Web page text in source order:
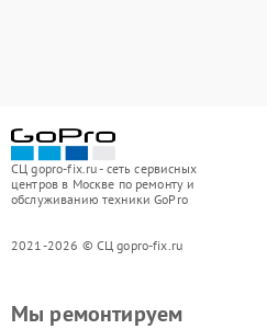
СЦ gopro-fix.ru - сеть сервисных
центров в Москве по ремонту и
обслуживанию техники GoPro
2021-2026 © СЦ gopro-fix.ru
Мы ремонтируем